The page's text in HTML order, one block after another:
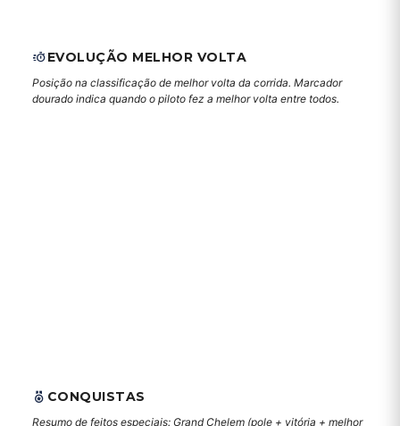
EVOLUÇÃO MELHOR VOLTA
Posição na classificação de melhor volta da corrida. Marcador
dourado indica quando o piloto fez a melhor volta entre todos.
CONQUISTAS
Resumo de feitos especiais: Grand Chelem (pole + vitória + melhor